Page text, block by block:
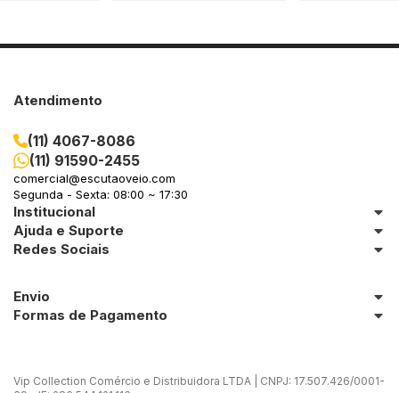
Atendimento
(11) 4067-8086
(11) 91590-2455
comercial@escutaoveio.com
Segunda - Sexta: 08:00 ~ 17:30
Institucional
Ajuda e Suporte
Redes Sociais
Envio
Formas de Pagamento
Vip Collection Comércio e Distribuidora LTDA | CNPJ: 17.507.426/0001-